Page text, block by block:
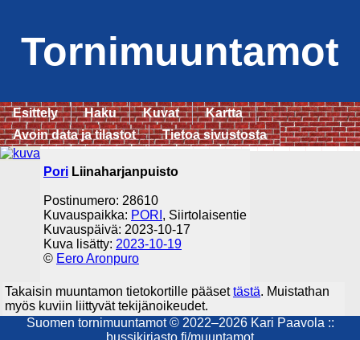
Tornimuuntamot
Esittely Haku Kuvat
Kartta
Avoin data ja tilastot
Tietoa sivustosta
Pori Liinaharjanpuisto
Postinumero: 28610
Kuvauspaikka: PORI , Siirtolaisentie
Kuvauspäivä: 2023-10-17
Kuva lisätty: 2023-10-19
© Eero Aronpuro
Takaisin muuntamon tietokortille pääsettästä. Muistathan
myös kuviin liittyvät tekijänoikeudet.
Suomen tornimuuntamot © 2022–2026 Kari Paavola ::